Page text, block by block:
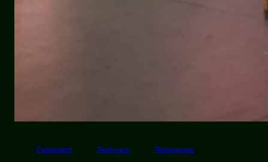
Evénement Technique Témoignage